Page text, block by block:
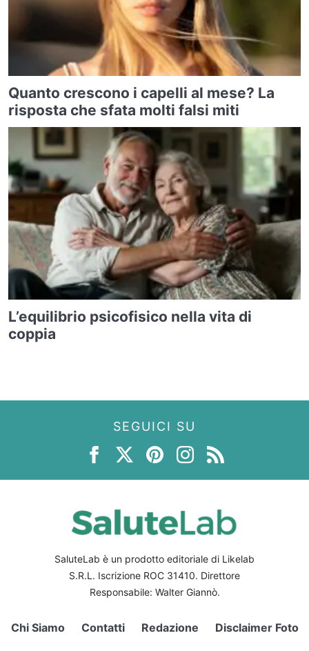
Quanto crescono i capelli al mese? La
risposta che sfata molti falsi miti
L’equilibrio psicofisico nella vita di
coppia
SEGUICI SU
SaluteLab è un prodotto editoriale di Likelab
S.R.L. Iscrizione ROC 31410. Direttore
Responsabile: Walter Giannò.
Chi Siamo Contatti Redazione Disclaimer Foto